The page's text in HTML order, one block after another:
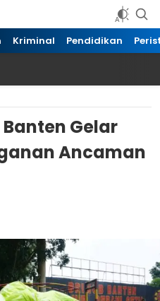
Kriminal Pendidikan
Gelar
Ancaman